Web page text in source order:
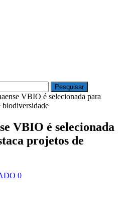
VBIO é selecionada para
biodiversidade
VBIO é selecionada
projetos de
0